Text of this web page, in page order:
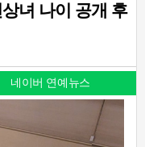
상녀 나이 공개 후
네이버 연예뉴스